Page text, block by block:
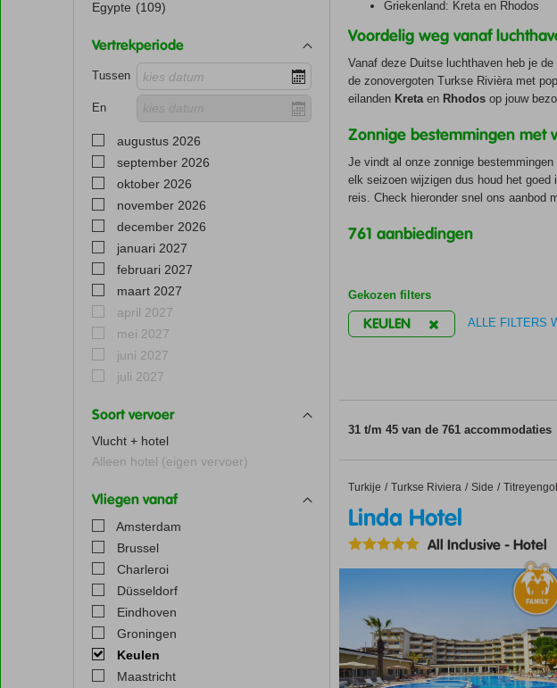
Egypte (109)
Vertrekperiode
Tussen
En
augustus 2026
september 2026
oktober 2026
november 2026
december 2026
januari 2027
februari 2027
maart 2027
april 2027
mei 2027
juni 2027
juli 2027
Soort vervoer
Vlucht + hotel
Alleen hotel (eigen vervoer)
Vliegen vanaf
Amsterdam
Brussel
Charleroi
Düsseldorf
Eindhoven
Groningen
Keulen
Maastricht
Griekenland: Kreta en Rhodos
Voordelig weg vanaf
Vanaf deze Duitse luchthaven heb je
de zonovergoten Turkse Rivièra met
eilanden Kretaen Rhodosop jouw
Zonnige bestemmingen met
Je vindt al onze zonnige
elk seizoen wijzigen dus houd het
reis. Check hieronder snel ons aanbod
761 aanbiedingen
Gekozen filters
KEULEN ALLE FILTERS
31 t/m 45 van de 761 accommodaties
Home
Turkije Turkse Riviera Side Titreyengol
Linda Hotel
Linda Hotel
All Inclusive-Hotel